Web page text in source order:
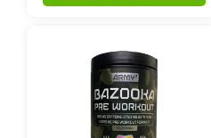
добавка, вегетарианская,